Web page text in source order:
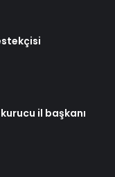
il başkanı